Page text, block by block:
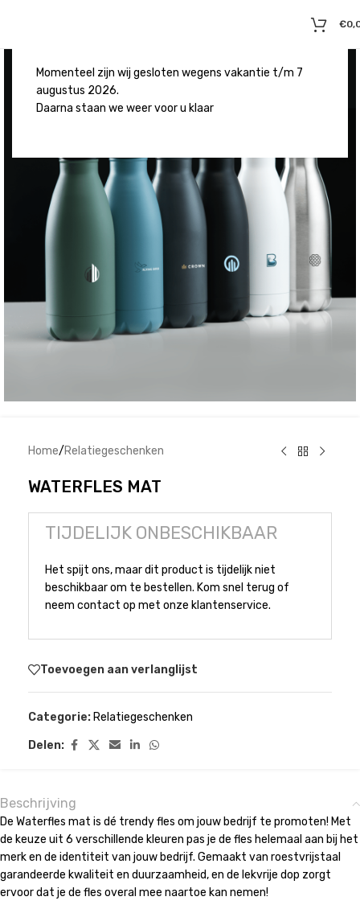
Momenteel zijn wij gesloten wegens vakantie t/m 7
augustus 2026.
Daarna staan we weer voor u klaar
€
Home/Relatiegeschenken
WATERFLES MAT
TIJDELIJK ONBESCHIKBAAR
Het spijt ons, maar dit product is tijdelijk niet
beschikbaar om te bestellen. Kom snel terug of
neem contact op met onze klantenservice.
Toevoegen aan verlanglijst
Categorie: Relatiegeschenken
Delen:
Beschrijving
De Waterfles mat is dé trendy fles om jouw bedrijf te promoten! Met
de keuze uit 6 verschillende kleuren pas je de fles helemaal aan bij het
merk en de identiteit van jouw bedrijf. Gemaakt van roestvrijstaal
garandeerde kwaliteit en duurzaamheid, en de lekvrije dop zorgt
ervoor dat je de fles overal mee naartoe kan nemen!